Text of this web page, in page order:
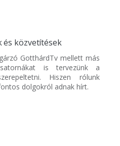
és közvetítések
GotthárdTv mellett más
is tervezünk a
Hiszen rólunk
dolgokról adnak hírt.